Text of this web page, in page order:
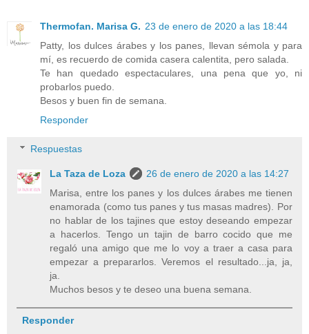
Thermofan. Marisa G. 23 de enero de 2020 a las 18:44
Patty, los dulces árabes y los panes, llevan sémola y para
mí, es recuerdo de comida casera calentita, pero salada.
Te han quedado espectaculares, una pena que yo, ni
probarlos puedo.
Besos y buen fin de semana.
Responder
Respuestas
La Taza de Loza
26 de enero de 2020 a las 14:27
Marisa, entre los panes y los dulces árabes me tienen
enamorada (como tus panes y tus masas madres). Por
no hablar de los tajines que estoy deseando empezar
a hacerlos. Tengo un tajin de barro cocido que me
regaló una amigo que me lo voy a traer a casa para
empezar a prepararlos. Veremos el resultado...ja, ja,
ja.
Muchos besos y te deseo una buena semana.
Responder